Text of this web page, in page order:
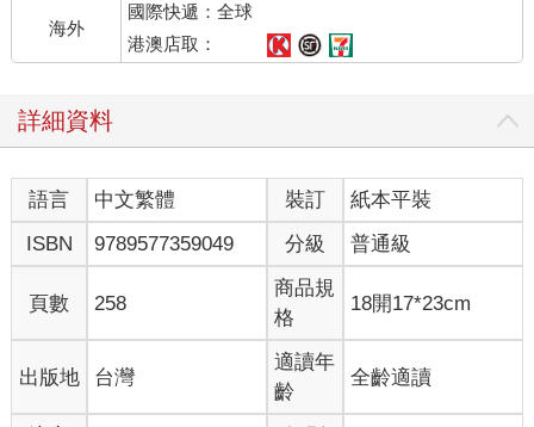
海外
國際快遞：全球
港澳店取：
詳細資料
語言 中文繁體 裝訂
紙本平裝
ISBN
9789577359049 分級 普通級
頁數 258
商品規
格
18開17*23cm
出版地 台灣
適讀年
齡
全齡適讀